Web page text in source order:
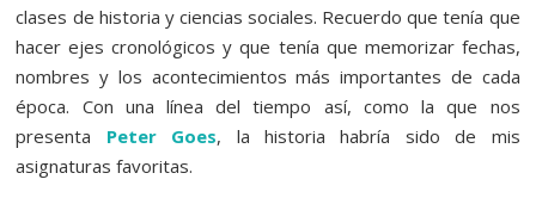
clases de historia y ciencias sociales. Recuerdo que tenía que
hacer ejes cronológicos y que tenía que memorizar fechas,
nombres y los acontecimientos más importantes de cada
época. Con una línea del tiempo así, como la que nos
presenta Peter Goes, la historia habría sido de mis
asignaturas favoritas.